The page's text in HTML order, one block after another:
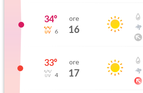
34°
6
ore
16
33°
4
ore
17